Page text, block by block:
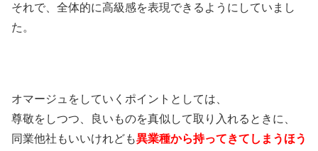
それで、全体的に高級感を表現できるようにしていまし
た。
オマージュをしていくポイントとしては、
尊敬をしつつ、良いものを真似して取り入れるときに、
同業他社もいいけれども異業種から持ってきてしまうほう